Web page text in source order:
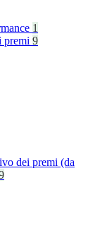
1
premi 9
dei premi (da